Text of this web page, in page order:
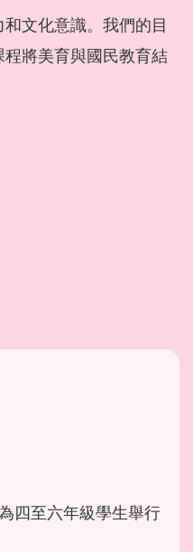
文化意識。我們的目
將美育與國民教育結
四至六年級學生舉行